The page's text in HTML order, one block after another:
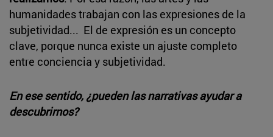
humanidades trabajan con las expresiones de la
subjetividad... El de expresión es un concepto
clave, porque nunca existe un ajuste completo
entre conciencia y subjetividad.
En ese sentido, ¿pueden las narrativas ayudar a
descubrirnos?